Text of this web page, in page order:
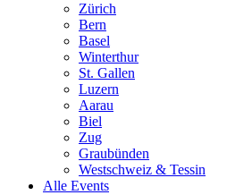
Zürich
Bern
Basel
Winterthur
St. Gallen
Luzern
Aarau
Biel
Zug
Graubünden
Westschweiz & Tessin
Alle Events